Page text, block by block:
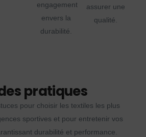
engagement
envers la
durabilité.
assurer une
qualité.
pratiques
pour choisir les textiles les plus
sportives et pour entretenir vos
durabilité et performance.